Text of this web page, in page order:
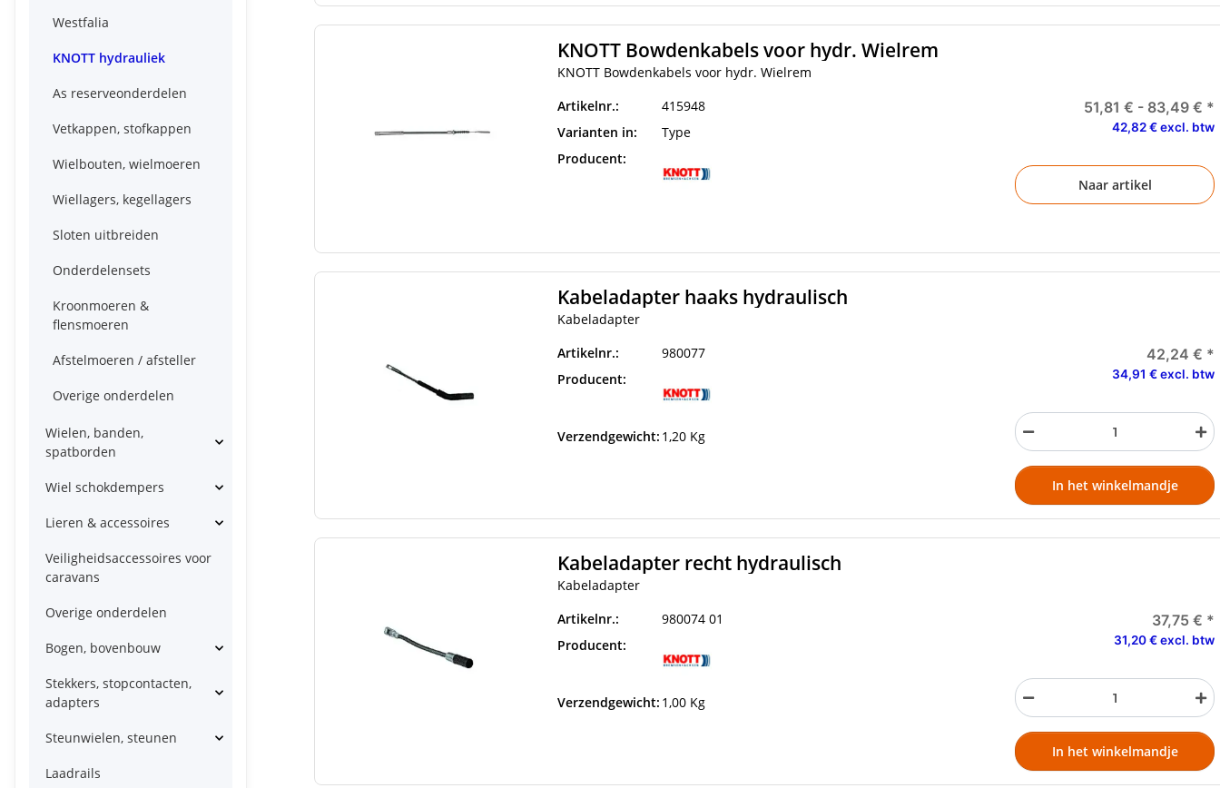
KNOTT Bowdenkabels voor hydr. Wielrem
KNOTT Bowdenkabels voor hydr. Wielrem
Artikelnr.:
415948
Varianten in:
Type
Producent:
51,81 € - 83,49 € *
42,82 € excl. btw
Naar artikel
Kabeladapter haaks hydraulisch
Kabeladapter
Artikelnr.:
980077
Producent:
Verzendgewicht: 1,20 Kg
42,24 € *
34,91 € excl. btw
In het winkelmandje
Kabeladapter recht hydraulisch
Kabeladapter
Artikelnr.:
980074 01
Producent:
Verzendgewicht: 1,00 Kg
37,75 € *
31,20 € excl. btw
In het winkelmandje
Westfalia
KNOTT hydrauliek
As reserveonderdelen
Vetkappen, stofkappen
Wielbouten, wielmoeren
Wiellagers, kegellagers
Sloten uitbreiden
Onderdelensets
Kroonmoeren &
flensmoeren
Afstelmoeren / afsteller
Overige onderdelen
Wielen, banden,
spatborden
Wiel schokdempers
Lieren & accessoires
Veiligheidsaccessoires voor
caravans
Overige onderdelen
Bogen, bovenbouw
Stekkers, stopcontacten,
adapters
Steunwielen, steunen
Laadrails